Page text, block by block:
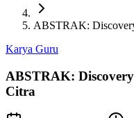
ABSTRAK:
Karya Guru
ABSTRAK:
Citra